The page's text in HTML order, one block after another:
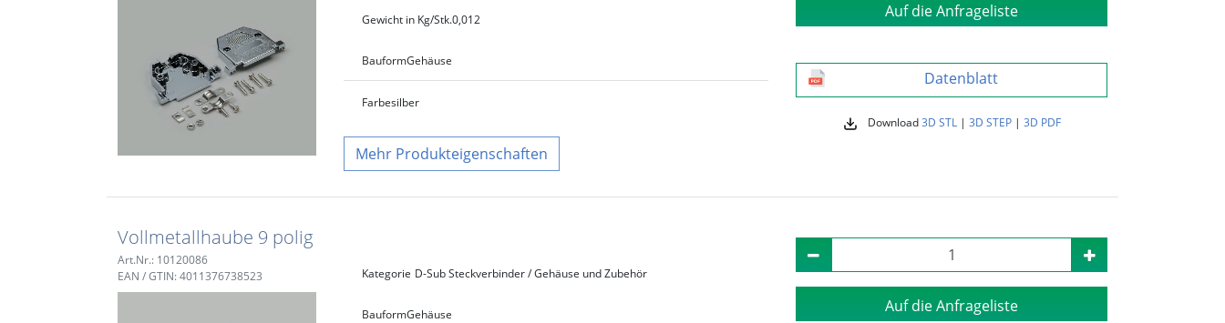
Gewicht in Kg/Stk.0,012
BauformGehäuse
Farbesilber
Produkteigenschaften
Auf die Anfrageliste
Datenblatt
Download3D STL| 3D STEP| 3D PDF
Vollmetallhaube 9 polig
Art.Nr.: 10120086
EAN / GTIN: 4011376738523
Kategorie D-Sub Steckverbinder / Gehäuse und Zubehör
BauformGehäuse Auf die Anfrageliste